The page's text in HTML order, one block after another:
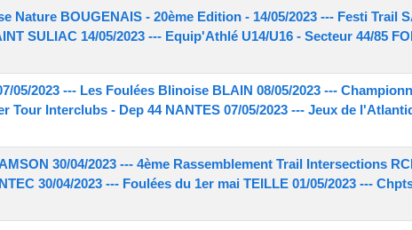
Nature BOUGENAIS - 20ème Edition - 14/05/2023 --- Festi Trail
SULIAC 14/05/2023 --- Equip'Athlé U14/U16 - Secteur 44/85
05/2023 --- Les Foulées Blinoise BLAIN 08/05/2023 ---
Tour Interclubs - Dep 44 NANTES 07/05/2023 --- Jeux de
30/04/2023 --- 4ème Rassemblement Trail Intersections
30/04/2023 --- Foulées du 1er mai TEILLE 01/05/2023 ---